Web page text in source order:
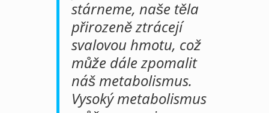
stárneme, naše těla
přirozeně ztrácejí
svalovou hmotu, což
může dále zpomalit
náš metabolismus.
Vysoký metabolismus